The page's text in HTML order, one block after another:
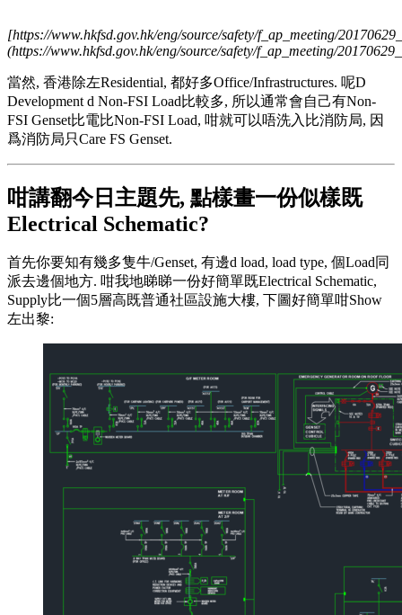
[https://www.hkfsd.gov.hk/eng/source/safety/f_ap_meeting/
(https://www.hkfsd.gov.hk/eng/source/safety/f_ap_meeting/
當然, 香港除左Residential, 都好多Office/Infrastructures. 呢D
Development d Non-FSI Load比較多, 所以通常會自己有Non-
FSI Genset比電比Non-FSI Load, 咁就可以唔洗入比消防局, 因
爲消防局只Care FS Genset.
咁講翻今日主題先, 點樣畫一份似樣既
Electrical Schematic?
首先你要知有幾多隻牛/Genset, 有邊d load, load type, 個Load同
派去邊個地方. 咁我地睇睇一份好簡單既Electrical Schematic,
Supply比一個5層高既普通社區設施大樓, 下圖好簡單咁Show
左出黎: